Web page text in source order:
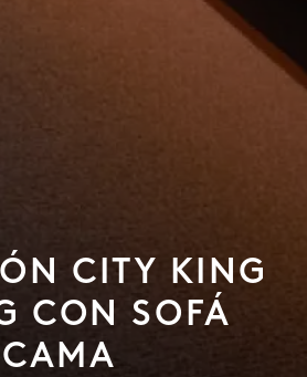
CITY KING
CON SOFÁ
CAMA